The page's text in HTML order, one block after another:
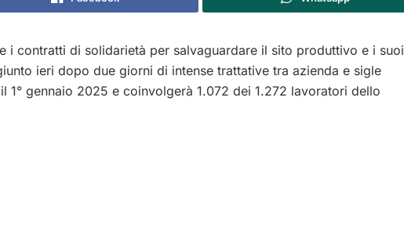
i contratti di solidarietà per salvaguardare il sito produttivo e i suoi
ieri dopo due giorni di intense trattative tra azienda e sigle
1° gennaio 2025 e coinvolgerà 1.072 dei 1.272 lavoratori dello